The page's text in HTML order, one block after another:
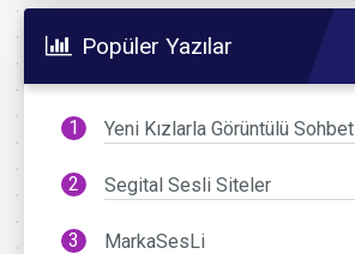
Popüler Yazılar
Yeni Kızlarla Görüntülü Sohbet
Segital Sesli Siteler
MarkaSesLi